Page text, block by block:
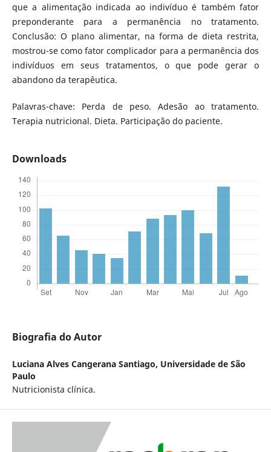
que a alimentação indicada ao indivíduo é também fator
preponderante para a permanência no tratamento.
Conclusão: O plano alimentar, na forma de dieta restrita,
mostrou-se como fator complicador para a permanência dos
indivíduos em seus tratamentos, o que pode gerar o
abandono da terapêutica.
Palavras-chave: Perda de peso. Adesão ao tratamento.
Terapia nutricional. Dieta. Participação do paciente.
Downloads
Biografia do Autor
Luciana Alves Cangerana Santiago, Universidade de São
Paulo
Nutricionista clínica.